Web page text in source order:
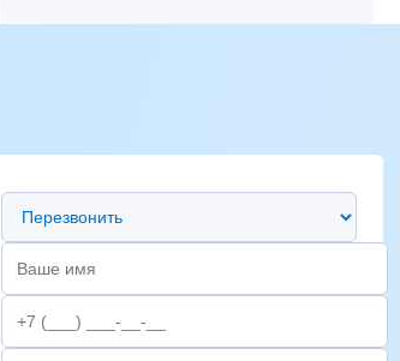
Предпочтительный способ связи